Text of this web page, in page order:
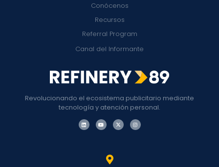
Revolucionando el ecosistema publicitario mediante
tecnología y atención personal.
Conócenos
Recursos
Referral Program
Canal del Informante